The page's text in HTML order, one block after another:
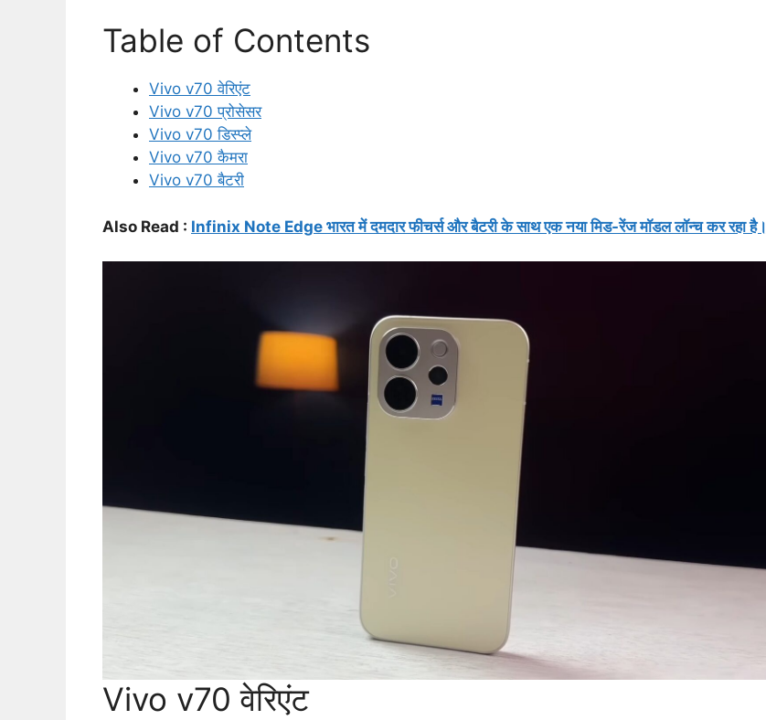
Table of Contents
Vivo v70 वेरिएंट
Vivo v70 प्रोसेसर
Vivo v70 डिस्प्ले
Vivo v70 कैमरा
Vivo v70 बैटरी
Also Read : Infinix Note Edge भारत में दमदार फीचर्स और बैटरी के साथ एक नया मिड-रेंज मॉडल लॉन्च कर रहा है।
Vivo v70 वेरिएंट